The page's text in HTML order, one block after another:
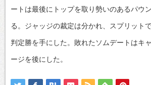
ートは最後にトップを取り勢いのあるパウ
る。ジャッジの裁定は分かれ、スプリット
判定勝を手にした。敗れたソムデートはキ
ージを後にした。